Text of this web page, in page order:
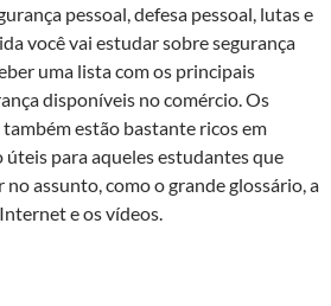
pessoal, defesa pessoal, lutas e
você vai estudar sobre segurança
uma lista com os principais
disponíveis no comércio. Os
estão bastante ricos em
para aqueles estudantes que
assunto, como o grande glossário, a
e os vídeos.